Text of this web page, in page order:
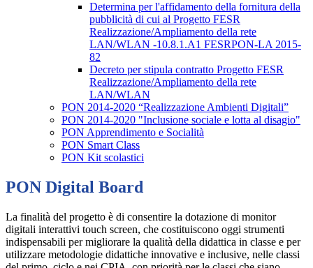
Determina per l'affidamento della fornitura della
pubblicità di cui al Progetto FESR
Realizzazione/Ampliamento della rete
LAN/WLAN -10.8.1.A1 FESRPON-LA 2015-
82
Decreto per stipula contratto Progetto FESR
Realizzazione/Ampliamento della rete
LAN/WLAN
PON 2014-2020 “Realizzazione Ambienti Digitali”
PON 2014-2020 "Inclusione sociale e lotta al disagio"
PON Apprendimento e Socialità
PON Smart Class
PON Kit scolastici
PON Digital Board
La finalità del progetto è di consentire la dotazione di monitor
digitali interattivi touch screen, che costituiscono oggi strumenti
indispensabili per migliorare la qualità della didattica in classe e per
utilizzare metodologie didattiche innovative e inclusive, nelle classi